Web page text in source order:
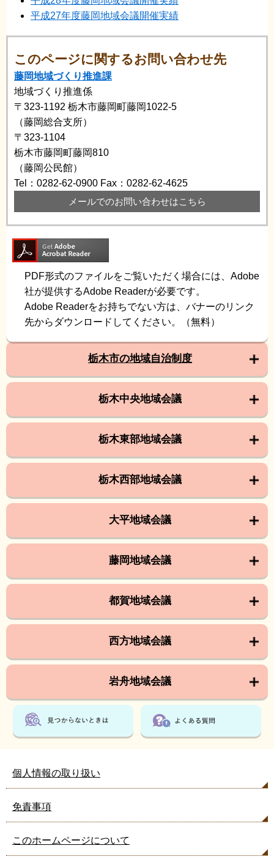
平成27年度藤岡地域会議開催実績
このページに関するお問い合わせ先
藤岡地域づくり推進課
地域づくり推進係
〒323-1192 栃木市藤岡町藤岡1022-5
（藤岡総合支所）
〒323-1104
栃木市藤岡町藤岡810
（藤岡公民館）
Tel：0282-62-0900 Fax：0282-62-4625
メールでのお問い合わせはこちら
PDF形式のファイルをご覧いただく場合には、Adobe
社が提供するAdobe Readerが必要です。
Adobe Readerをお持ちでない方は、バナーのリンク
先からダウンロードしてください。（無料）
栃木市の地域自治制度
栃木中央地域会議
栃木東部地域会議
栃木西部地域会議
大平地域会議
藤岡地域会議
都賀地域会議
西方地域会議
岩舟地域会議
個人情報の取り扱い
免責事項
このホームページについて